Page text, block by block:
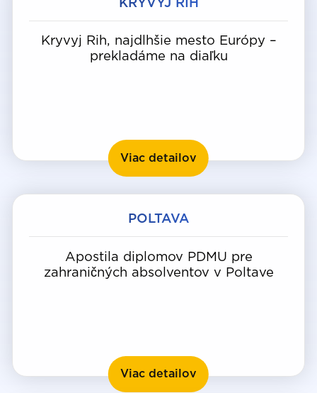
KRYVYJ RIH
Kryvyj Rih, najdlhšie mesto Európy –
prekladáme na diaľku
Viac detailov Kryvyj Rih
POLTAVA
Apostila diplomov PDMU pre
zahraničných absolventov v Poltave
Viac detailov Poltava